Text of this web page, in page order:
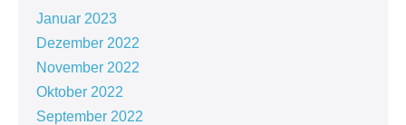
Januar 2023
Dezember 2022
November 2022
Oktober 2022
September 2022